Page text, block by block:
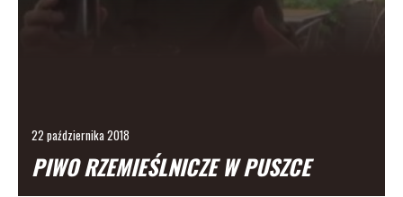
22 października 2018
PIWO RZEMIEŚLNICZE W PUSZCE